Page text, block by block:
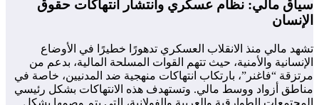
سياق مالي: نظام عسكري وانتشار انتهاكات حقوق
الإنسان
تشهد مالي منذ الانقلاب العسكري تدهورًا خطيرًا في الأوضاع
الإنسانية والأمنية، حيث تتهم القوات المسلحة المالية، بدعم من
مرتزقة “فاغنر”، بارتكاب انتهاكات منهجية ضد المدنيين، خاصة في
مناطق أزواد ووسط مالي. وتستهدف هذه الانتهاكات بشكل رئيسي
المجتمعات الطوارقية والعربية والفولانية، التي يتم وصمها بشكل